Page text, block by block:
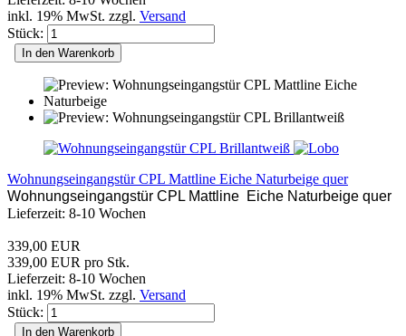
inkl. 19% MwSt. zzgl. Versand
Stück:
In den Warenkorb
Wohnungseingangstür CPL Mattline Eiche Naturbeige quer
Wohnungseingangstür CPL Mattline Eiche Naturbeige quer
Lieferzeit: 8-10 Wochen
339,00 EUR
339,00 EUR pro Stk.
Lieferzeit: 8-10 Wochen
inkl. 19% MwSt. zzgl. Versand
Stück:
In den Warenkorb